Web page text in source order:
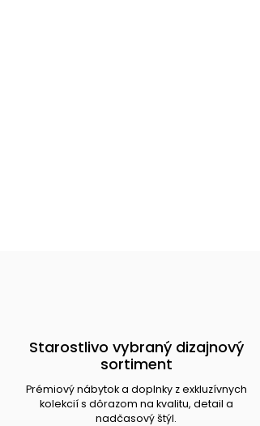
Starostlivo vybraný dizajnový
sortiment
Prémiový nábytok a doplnky z exkluzívnych
kolekcií s dôrazom na kvalitu, detail a
nadčasový štýl.